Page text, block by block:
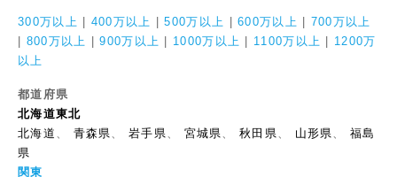
300万以上 400万以上 |500万以上 |600万以上
700万以上
800万以上 |900万以上 1000万以上 1100万以上
1200万
以上
都道府県
北海道東北
北海道
青森県 、岩手県 宮城県 、秋田県 山形県 、福島
県
関東